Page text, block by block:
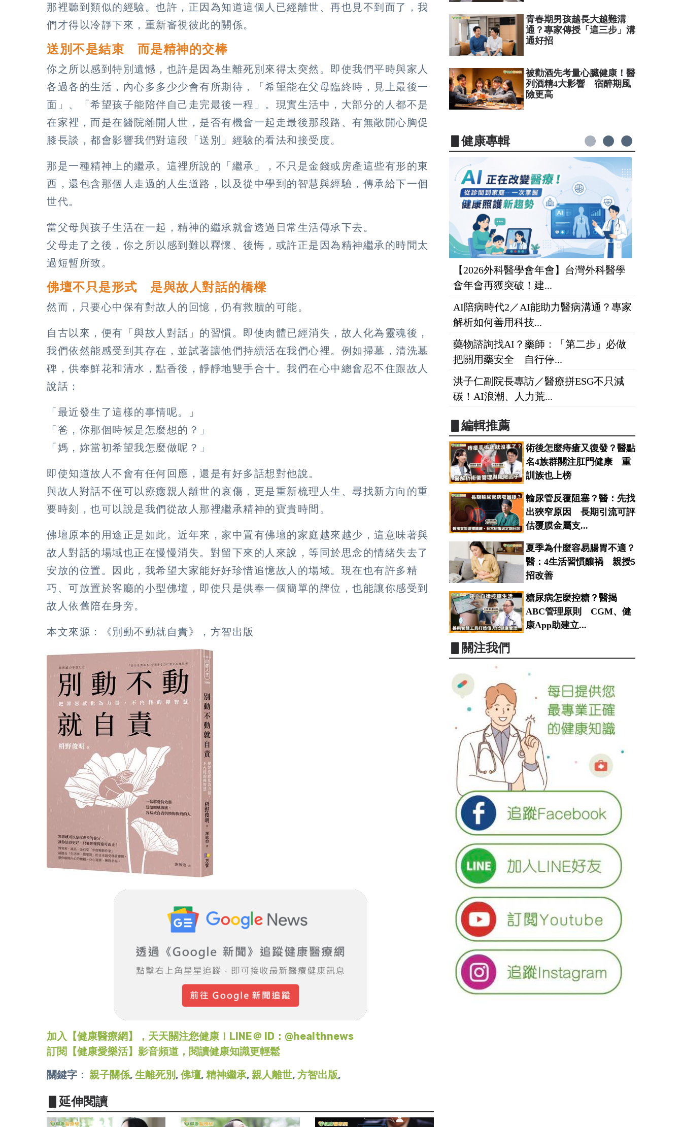
那裡聽到類似的經驗。也許，正因為知道這個人已經離世、再也見不到面了，我
們才得以冷靜下來，重新審視彼此的關係。
送別不是結束 而是精神的交棒
你之所以感到特別遺憾，也許是因為生離死別來得太突然。即使我們平時與家人
各過各的生活，內心多多少少會有所期待，「希望能在父母臨終時，見上最後一
面」、「希望孩子能陪伴自己走完最後一程」。現實生活中，大部分的人都不是
在家裡，而是在醫院離開人世，是否有機會一起走最後那段路、有無敞開心胸促
膝長談，都會影響我們對這段「送別」經驗的看法和接受度。
那是一種精神上的繼承。這裡所說的「繼承」，不只是金錢或房產這些有形的東
西，還包含那個人走過的人生道路，以及從中學到的智慧與經驗，傳承給下一個
世代。
當父母與孩子生活在一起，精神的繼承就會透過日常生活傳承下去。
父母走了之後，你之所以感到難以釋懷、後悔，或許正是因為精神繼承的時間太
過短暫所致。
佛壇不只是形式 是與故人對話的橋樑
然而，只要心中保有對故人的回憶，仍有救贖的可能。
自古以來，便有「與故人對話」的習慣。即使肉體已經消失，故人化為靈魂後，
我們依然能感受到其存在，並試著讓他們持續活在我們心裡。例如掃墓，清洗墓
碑，供奉鮮花和清水，點香後，靜靜地雙手合十。我們在心中總會忍不住跟故人
說話：
「最近發生了這樣的事情呢。」
「爸，你那個時候是怎麼想的？」
「媽，妳當初希望我怎麼做呢？」
即使知道故人不會有任何回應，還是有好多話想對他說。
與故人對話不僅可以療癒親人離世的哀傷，更是重新梳理人生、尋找新方向的重
要時刻，也可以說是我們從故人那裡繼承精神的寶貴時間。
佛壇原本的用途正是如此。近年來，家中置有佛壇的家庭越來越少，這意味著與
故人對話的場域也正在慢慢消失。對留下來的人來說，等同於思念的情緒失去了
安放的位置。因此，我希望大家能好好珍惜追憶故人的場域。現在也有許多精
巧、可放置於客廳的小型佛壇，即使只是供奉一個簡單的牌位，也能讓你感受到
故人依舊陪在身旁。
本文來源：《別動不動就自責》，方智出版
加入【健康醫療網】，天天關注您健康！LINE＠ ID：@healthnews
訂閱【健康愛樂活】影音頻道，閱讀健康知識更輕鬆
關鍵字： 親子關係, 生離死別 , 佛壇, 精神繼承, 親人離世, 方智出版,
▋延伸閱讀
青春期男孩越長大越難溝
通？專家傳授「這三步」溝
通好招
被勸酒先考量心臟健康！醫
列酒精4大影響 宿醉期風
險更高
▋健康專輯
【2026外科醫學會年會】台灣外科醫學
會年會再獲突破！建...
AI陪病時代2／AI能助力醫病溝通？專家
解析如何善用科技...
藥物諮詢找AI？藥師：「第二步」必做
把關用藥安全 自行停...
洪子仁副院長專訪／醫療拼ESG不只減
碳！AI浪潮、人力荒...
▋編輯推薦
術後怎麼痔瘡又復發？醫點
名4族群關注肛門健康 重
訓族也上榜
輸尿管反覆阻塞？醫：先找
出狹窄原因 長期引流可評
估覆膜金屬支...
夏季為什麼容易腸胃不適？
醫：4生活習慣釀禍 親授5
招改善
糖尿病怎麼控糖？醫揭
ABC管理原則 CGM、健
康App助建立...
▋關注我們